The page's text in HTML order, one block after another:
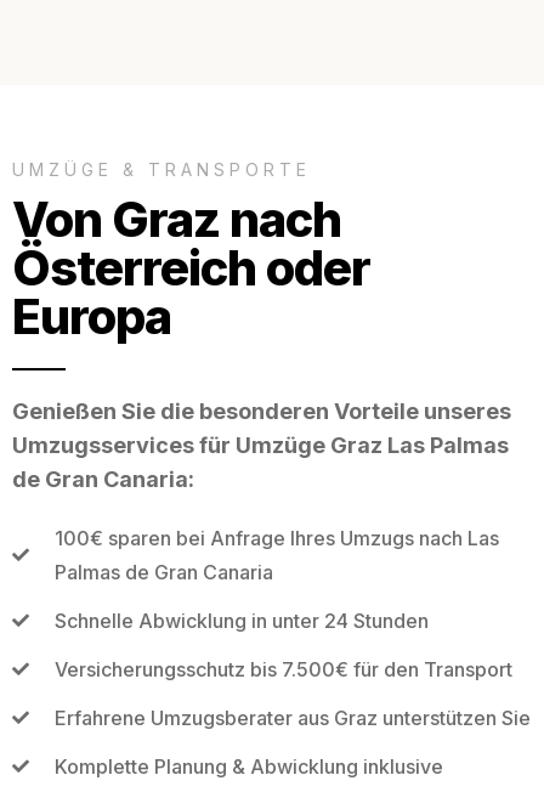
UMZÜGE & TRANSPORTE
Von Graz nach
Österreich oder
Europa
Genießen Sie die besonderen Vorteile unseres
Umzugsservices für Umzüge Graz Las Palmas
de Gran Canaria:
100€ sparen bei Anfrage Ihres Umzugs nach Las
Palmas de Gran Canaria
Schnelle Abwicklung in unter 24 Stunden
Versicherungsschutz bis 7.500€ für den Transport
Erfahrene Umzugsberater aus Graz unterstützen Sie
Komplette Planung & Abwicklung inklusive